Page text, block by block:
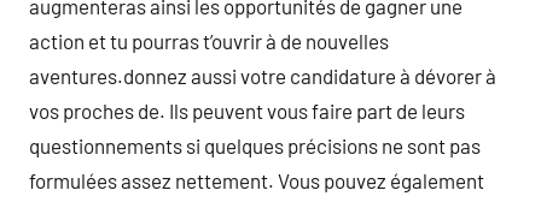
augmenteras ainsi les opportunités de gagner une
action et tu pourras t’ouvrir à de nouvelles
aventures.donnez aussi votre candidature à dévorer à
vos proches de. Ils peuvent vous faire part de leurs
questionnements si quelques précisions ne sont pas
formulées assez nettement. Vous pouvez également